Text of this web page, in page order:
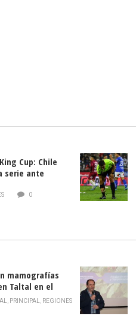
Cup: Chile
serie ante
0
mamografías
Taltal en el
del
, PRINCIPAL, REGIONES